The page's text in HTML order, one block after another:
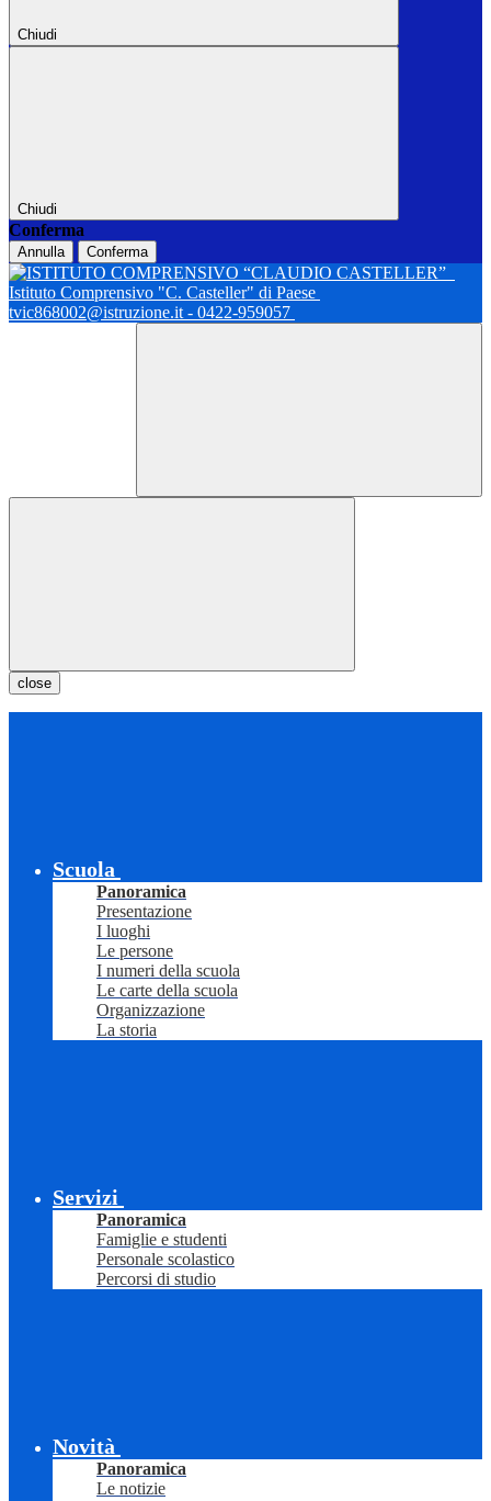
Chiudi
Chiudi
Conferma
Annulla Conferma
Istituto Comprensivo "C. Casteller" di Paese
tvic868002@istruzione.it - 0422-959057
close
Scuola
Panoramica
Presentazione
I luoghi
Le persone
I numeri della scuola
Le carte della scuola
Organizzazione
La storia
Servizi
Panoramica
Famiglie e studenti
Personale scolastico
Percorsi di studio
Novità
Panoramica
Le notizie